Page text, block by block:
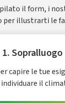
il form, i
per illustrarti le
1. Sopralluogo
capire le tue
il